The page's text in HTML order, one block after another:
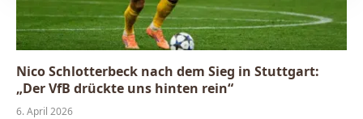
Nico Schlotterbeck nach dem Sieg in Stuttgart:
„Der VfB drückte uns hinten rein“
6. April 2026